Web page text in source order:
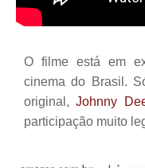
O filme está em
cinema do Brasil.
original,Johnny
participação muito